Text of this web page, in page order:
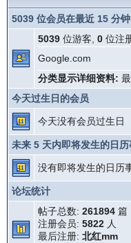
5039 位会员在最近 15 分
5039位游客, 0位注
Google.com
分类显示详细资料:
今天过生日的会员
今天没有会员过生日
未来 5 天内即将发生的日历
没有即将发生的日历
论坛统计
帖子总数: 261894篇
注册会员: 5822人
最后注册: 北红mm